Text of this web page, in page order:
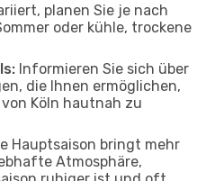
planen Sie je nach
oder kühle, trockene
Informieren Sie sich über
die Ihnen ermöglichen,
Köln hautnah zu
Hauptsaison bringt mehr
Atmosphäre,